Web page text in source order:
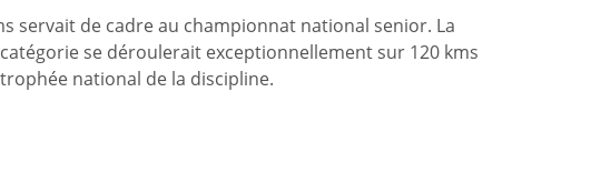
servait de cadre au championnat national senior. La
se déroulerait exceptionnellement sur 120 kms
national de la discipline.